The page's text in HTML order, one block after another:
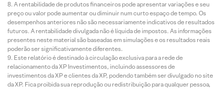
A rentabilidade de produtos financeiros pode apresentar variações e seu
preço ou valor pode aumentar ou diminuir num curto espaço de tempo. Os
desempenhos anteriores não são necessariamente indicativos de resultados
futuros. A rentabilidade divulgada não é líquida de impostos. As informações
presentes neste material são baseadas em simulações e os resultados reais
poderão ser significativamente diferentes.
Este relatório é destinado à circulação exclusiva para a rede de
relacionamento da XP Investimentos, incluindo assessores de
investimentos da XP e clientes da XP, podendo também ser divulgado no site
da XP. Fica proibida sua reprodução ou redistribuição para qualquer pessoa,